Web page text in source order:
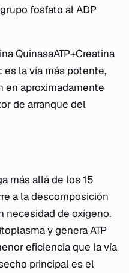
fosfato al ADP
Quinasa​ATP+Creatina
es la vía más potente,
en aproximadamente
de arranque del
más allá de los 15
a la descomposición
necesidad de oxígeno.
y genera ATP
eficiencia que la vía
principal es el